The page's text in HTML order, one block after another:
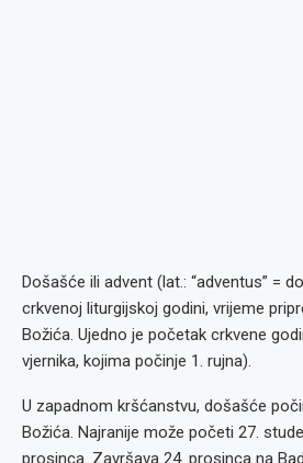
Došašće ili advent (lat.: “adventus” =
crkvenoj liturgijskoj godini, vrijeme
Božića. Ujedno je početak crkvene
vjernika, kojima počinje 1. rujna).
U zapadnom kršćanstvu, došašće
Božića. Najranije može početi 27.
prosinca. Završava 24. prosinca na